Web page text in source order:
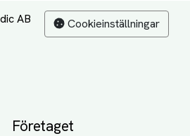
AB Cookieinställningar
Företaget